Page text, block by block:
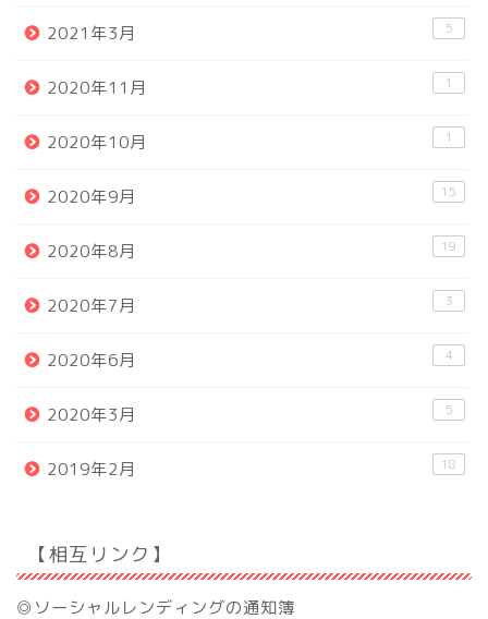
2021年3月 5
2020年11月 1
2020年10月 1
2020年9月 15
2020年8月 19
2020年7月 3
2020年6月 4
2020年3月 5
2019年2月 18
【相互リンク】
◎ソーシャルレンディングの通知簿